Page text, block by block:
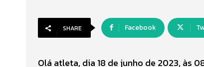
SHARE Facebook
Olá atleta, dia 18 de junho de 2023, às